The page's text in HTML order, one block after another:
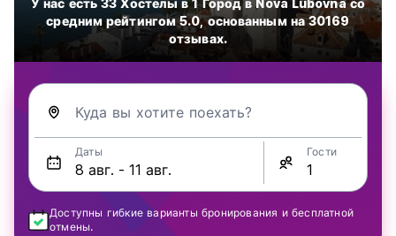
У нас есть 33 Хостелы в 1 Город в Nova Lubovna со
средним рейтингом 5.0, основанным на 30169
отзывах.
Куда вы хотите поехать?
Даты Гости
Доступны гибкие варианты бронирования и бесплатной
отмены.